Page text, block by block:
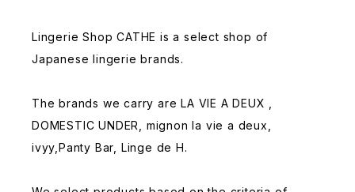
Lingerie Shop CATHE is a select shop of
Japanese lingerie brands.
The brands we carry are LA VIE A DEUX ,
DOMESTIC UNDER, mignon la vie a deux,
ivyy,Panty Bar, Linge de H.